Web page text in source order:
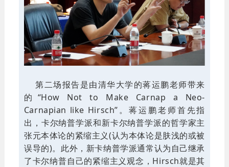
第二场报告是由清华大学的蒋运鹏老师带来
的“How Not to Make Carnap a Neo-
Carnapian like Hirsch”。蒋运鹏老师首先指
出，卡尔纳普学派和新卡尔纳普学派的哲学家主
张元本体论的紧缩主义(认为本体论是肤浅的或被
误导的)。此外，新卡纳普学派通常认为自己继承
了卡尔纳普自己的紧缩主义观念，Hirsch就是其